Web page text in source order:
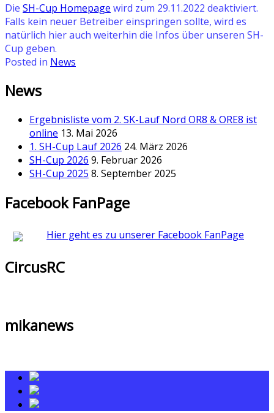
Die SH-Cup Homepage wird zum 29.11.2022 deaktiviert.
Falls kein neuer Betreiber einspringen sollte, wird es
natürlich hier auch weiterhin die Infos über unseren SH-
Cup geben.
Posted in News
News
Ergebnisliste vom 2. SK-Lauf Nord OR8 & ORE8 ist
online 13. Mai 2026
1. SH-Cup Lauf 2026 24. März 2026
SH-Cup 2026 9. Februar 2026
SH-Cup 2025 8. September 2025
Facebook FanPage
Hier geht es zu unserer Facebook FanPage
CircusRC
mikanews